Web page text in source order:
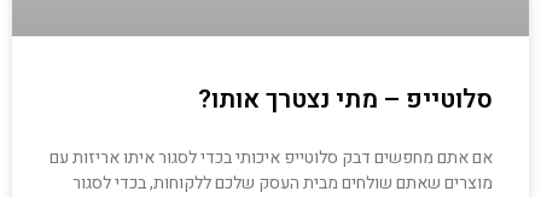
סלוטייפ – מתי נצטרך אותו?
אם אתם מחפשים דבק סלוטייפ איכותי בכדי לסגור איתו אריזות עם
מוצרים שאתם שולחים מבית העסק שלכם ללקוחות, בכדי לסגור